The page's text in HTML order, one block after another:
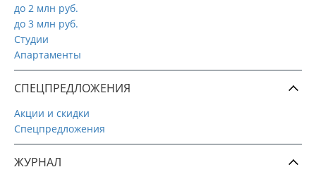
до 2 млн руб.
до 3 млн руб.
Студии
Апартаменты
СПЕЦПРЕДЛОЖЕНИЯ
Акции и скидки
Спецпредложения
ЖУРНАЛ